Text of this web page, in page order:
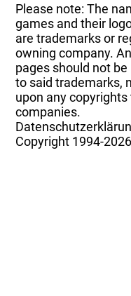
Please note: The
games and their
are trademarks or
owning company.
pages should not
to said trademarks,
upon any
companies.
Copyright 1994-